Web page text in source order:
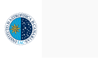
al
contenido
principal